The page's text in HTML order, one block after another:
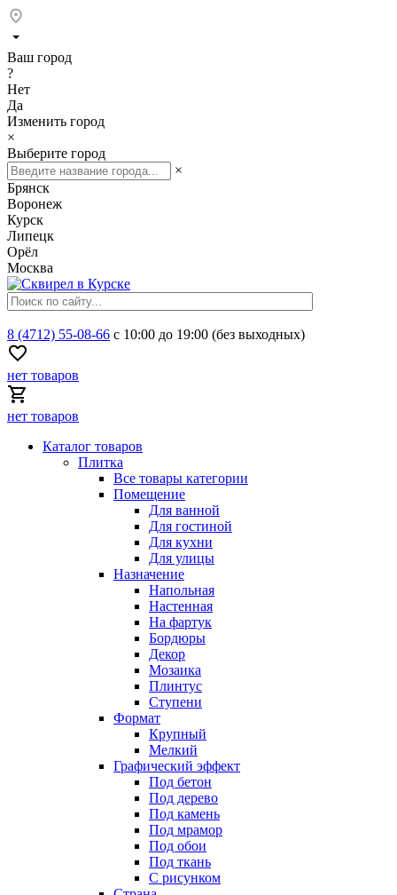
Ваш город
?
Нет
Да
Изменить город
×
Выберите город
×
Брянск
Воронеж
Курск
Липецк
Орёл
Москва
8 (4712) 55-08-66 с 10:00 до 19:00 (без выходных)
нет товаров
нет товаров
Каталог товаров
Плитка
Все товары категории
Помещение
Для ванной
Для гостиной
Для кухни
Для улицы
Назначение
Напольная
Настенная
На фартук
Бордюры
Декор
Мозаика
Плинтус
Ступени
Формат
Крупный
Мелкий
Графический эффект
Под бетон
Под дерево
Под камень
Под мрамор
Под обои
Под ткань
С рисунком